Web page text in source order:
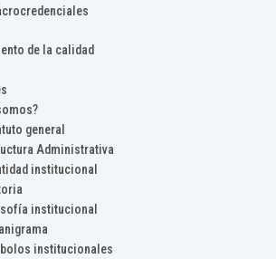
de la calidad
general
Administrativa
institucional
institucional
institucionales